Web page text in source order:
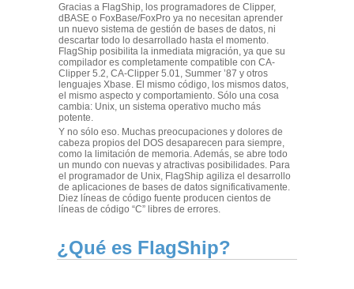
Gracias a FlagShip, los programadores de Clipper,
dBASE o FoxBase/FoxPro ya no necesitan aprender
un nuevo sistema de gestión de bases de datos, ni
descartar todo lo desarrollado hasta el momento.
FlagShip posibilita la inmediata migración, ya que su
compilador es completamente compatible con CA-
Clipper 5.2, CA-Clipper 5.01, Summer ’87 y otros
lenguajes Xbase. El mismo código, los mismos datos,
el mismo aspecto y comportamiento. Sólo una cosa
cambia: Unix, un sistema operativo mucho más
potente.
Y no sólo eso. Muchas preocupaciones y dolores de
cabeza propios del DOS desaparecen para siempre,
como la limitación de memoria. Además, se abre todo
un mundo con nuevas y atractivas posibilidades. Para
el programador de Unix, FlagShip agiliza el desarrollo
de aplicaciones de bases de datos significativamente.
Diez líneas de código fuente producen cientos de
líneas de código “C” libres de errores.
¿Qué es FlagShip?